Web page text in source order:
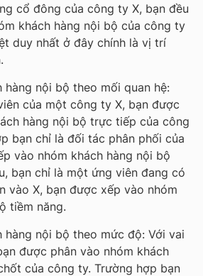
cổ đông của công ty X, bạn đều
khách hàng nội bộ của công ty
duy nhất ở đây chính là vị trí
hàng nội bộ theo mối quan hệ:
của một công ty X, bạn được
hàng nội bộ trực tiếp của công
bạn chỉ là đối tác phân phối của
vào nhóm khách hàng nội bộ
bạn chỉ là một ứng viên đang có
vào X, bạn được xếp vào nhóm
tiềm năng.
hàng nội bộ theo mức độ: Với vai
được phân vào nhóm khách
của công ty. Trường hợp bạn